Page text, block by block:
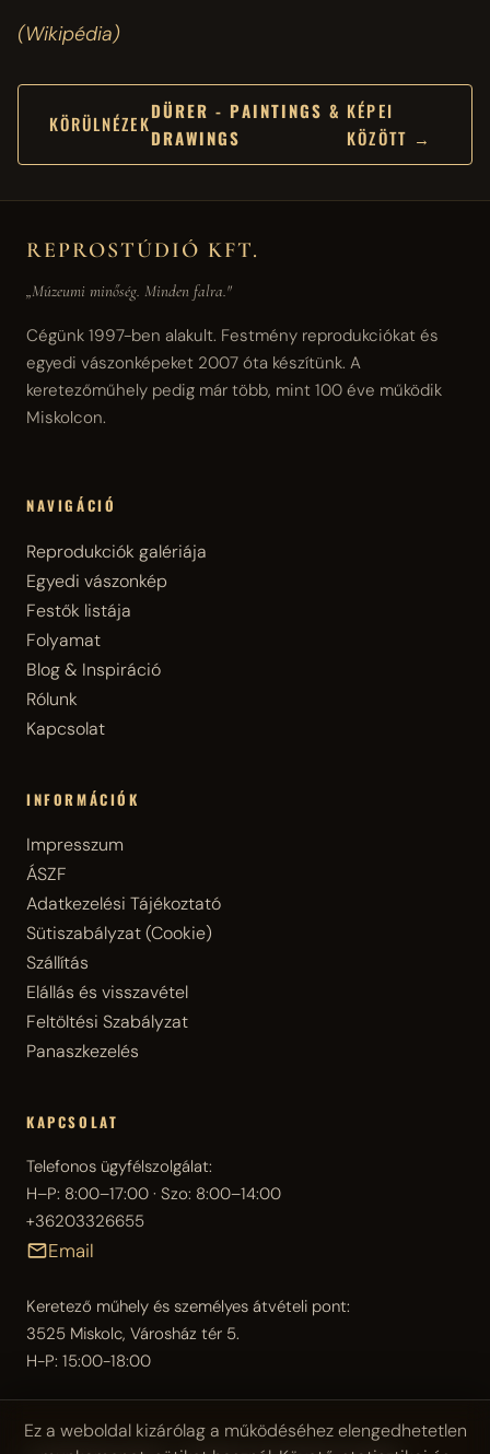
(Wikipédia)
KÖRÜLNÉZEK
DÜRER - PAINTINGS &
DRAWINGS
KÉPEI
KÖZÖTT →
REPROSTÚDIÓ KFT.
„Múzeumi minőség. Minden falra."
Cégünk 1997-ben alakult. Festmény reprodukciókat és
egyedi vászonképeket 2007 óta készítünk. A
keretezőműhely pedig már több, mint 100 éve működik
Miskolcon.
NAVIGÁCIÓ
Reprodukciók galériája
Egyedi vászonkép
Festők listája
Folyamat
Blog & Inspiráció
Rólunk
Kapcsolat
INFORMÁCIÓK
Impresszum
ÁSZF
Adatkezelési Tájékoztató
Sütiszabályzat (Cookie)
Szállítás
Elállás és visszavétel
Feltöltési Szabályzat
Panaszkezelés
KAPCSOLAT
Telefonos ügyfélszolgálat:
H–P: 8:00–17:00 · Szo: 8:00–14:00
+36203326655
Email
Keretező műhely és személyes átvételi pont:
3525 Miskolc, Városház tér 5.
H-P: 15:00-18:00
Ez a weboldal kizárólag a működéséhez elengedhetetlen